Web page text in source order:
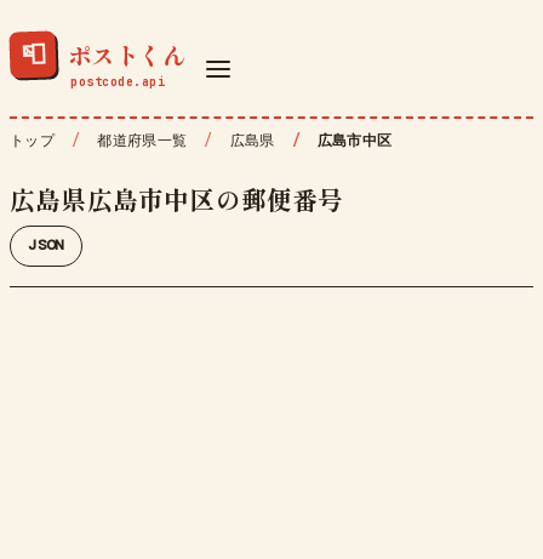
📮 ポストくん
トップ 都道府県一覧 広島県 広島市中区
広島県広島市中区の郵便番号
JSON